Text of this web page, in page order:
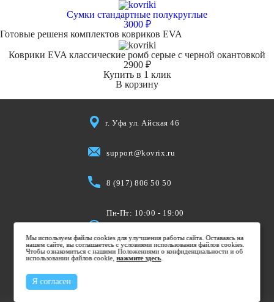
Сумки стандартные полукруглые
3000 ₽
Готовые решеня комплектов ковриков EVA
Коврики EVA классические ромб серые с черной окантовкой
2900 ₽
Купить в 1 клик
В корзину
г. Уфа ул. Айская 46
support@kovrix.ru
8 (917) 806 50 50
Пн-Пт: 10:00 - 19:00
Вс: Выходной
Мы используем файлы cookies для улучшения работы сайта. Оставаясь на
нашем сайте, вы соглашаетесь с условиями использования файлов cookies.
Чтобы ознакомиться с нашими Положениями о конфиденциальности и об
использовании файлов cookie,нажмите здесь.
Я согласен